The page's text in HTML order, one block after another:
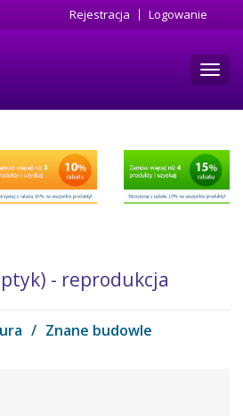
Rejestracja Logowanie
- reprodukcja
/ Znane budowle